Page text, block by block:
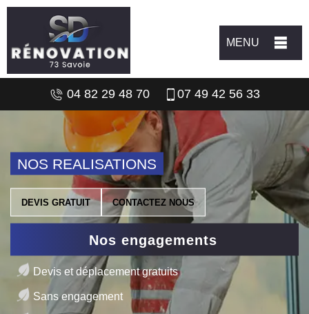
MENU
04 82 29 48 70 07 49 42 56 33
NOS REALISATIONS
DEVIS GRATUIT CONTACTEZ NOUS
Nos engagements
Devis et déplacement gratuits
Sans engagement